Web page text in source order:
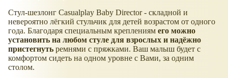
Стул-шезлонг Casualplay Baby Director - складной и
невероятно лёгкий стульчик для детей возрастом от одного
года. Благодаря специальным креплениям его можно
установить на любом стуле для взрослых и надёжно
пристегнуть ремнями с пряжками. Ваш малыш будет с
комфортом сидеть на одном уровне с Вами, за одним
столом.